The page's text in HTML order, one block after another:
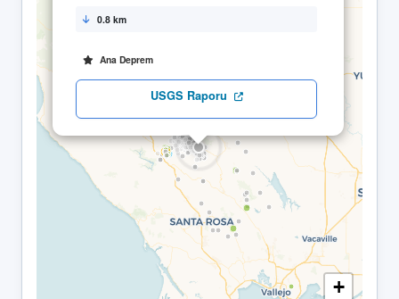
0.8 km
Ana Deprem
USGS Raporu
+